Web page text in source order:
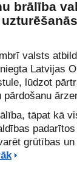
brālība
valsts
Latvijas
lūdzot
pārdošanu
tāpat kā
grūtības